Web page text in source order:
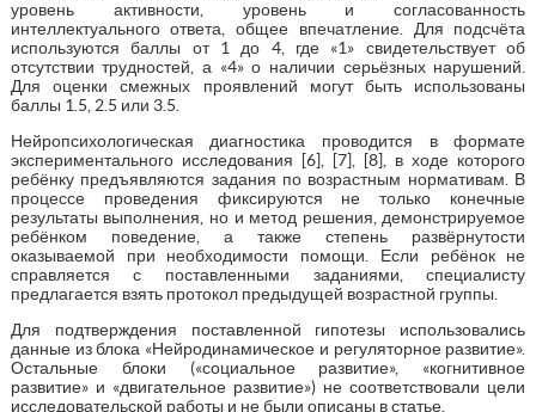
уровень активности, уровень и согласованность
интеллектуального ответа, общее впечатление. Для подсчёта
используются баллы от 1 до 4, где «1» свидетельствует об
отсутствии трудностей, а «4» о наличии серьёзных нарушений.
Для оценки смежных проявлений могут быть использованы
баллы 1.5, 2.5 или 3.5.
Нейропсихологическая диагностика проводится в формате
экспериментального исследования [6], [7], [8], в ходе которого
ребёнку предъявляются задания по возрастным нормативам. В
процессе проведения фиксируются не только конечные
результаты выполнения, но и метод решения, демонстрируемое
ребёнком поведение, а также степень развёрнутости
оказываемой при необходимости помощи. Если ребёнок не
справляется с поставленными заданиями, специалисту
предлагается взять протокол предыдущей возрастной группы.
Для подтверждения поставленной гипотезы использовались
данные из блока «Нейродинамическое и регуляторное развитие».
Остальные блоки («социальное развитие», «когнитивное
развитие» и «двигательное развитие») не соответствовали цели
исследовательской работы и не были описаны в статье.